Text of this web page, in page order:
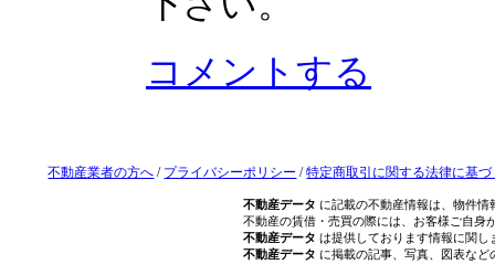
コメントする
不動産業者の方へ / プライバシーポリシー /特定商取引に関する法律に基
不動産データ に記載の不動産情報は、物件
不動産の賃借・売買の際には、お客様ご自身
不動産データ は提供しております情報に関し
不動産データ に掲載の記事、写真、図表な